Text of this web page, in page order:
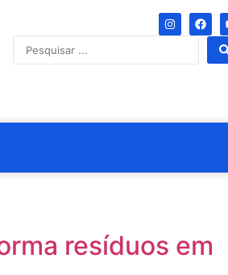
resíduos em